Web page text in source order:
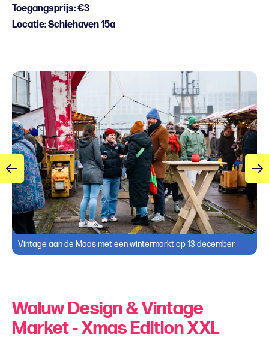
Toegangsprijs: €3
Locatie: Schiehaven 15a
Vintage aan de Maas met een wintermarkt op 13 december
Waluw Design & Vintage
Market - Xmas Edition XXL